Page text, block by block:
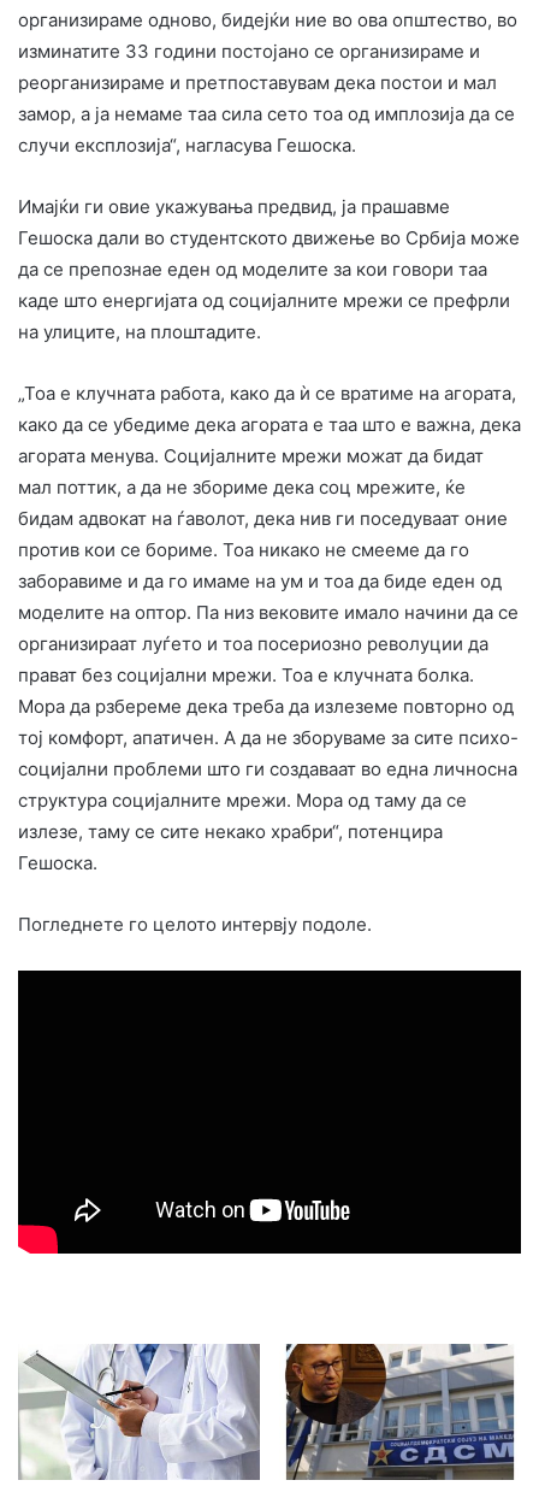
организираме одново, бидејќи ние во ова општество, во
изминатите 33 години постојано се организираме и
реорганизираме и претпоставувам дека постои и мал
замор, а ја немаме таа сила сето тоа од имплозија да се
случи експлозија“, нагласува Гешоска.
Имајќи ги овие укажувања предвид, ја прашавме
Гешоска дали во студентското движење во Србија може
да се препознае еден од моделите за кои говори таа
каде што енергијата од социјалните мрежи се префрли
на улиците, на плоштадите.
„Тоа е клучната работа, како да ѝ се вратиме на агората,
како да се убедиме дека агората е таа што е важна, дека
агората менува. Социјалните мрежи можат да бидат
мал поттик, а да не збориме дека соц мрежите, ќе
бидам адвокат на ѓаволот, дека нив ги поседуваат оние
против кои се бориме. Тоа никако не смееме да го
заборавиме и да го имаме на ум и тоа да биде еден од
моделите на оптор. Па низ вековите имало начини да се
организираат луѓето и тоа посериозно револуции да
прават без социјални мрежи. Тоа е клучната болка.
Мора да рзбереме дека треба да излеземe повторно од
тој комфорт, апатичен. А да не зборуваме за сите психо-
социјални проблеми што ги создаваат во една личносна
структура социјалните мрежи. Мора од таму да се
излезе, таму се сите некако храбри“, потенцира
Гешоска.
Погледнете го целото интервју подоле.